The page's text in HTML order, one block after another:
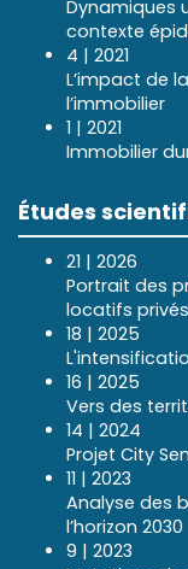
Dynamiques
contexte
4 | 2021
L’impact de
l’immobilier
1 | 2021
Immobilier
Études
21 | 2026
Portrait des
locatifs
18 | 2025
16 | 2025
Vers des
14 | 2024
Projet City
11 | 2023
Analyse des
l’horizon 2030
9 | 2023